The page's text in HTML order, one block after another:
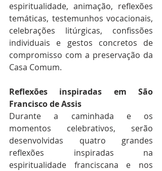
espiritualidade, animação, reflexões
temáticas, testemunhos vocacionais,
celebrações litúrgicas, confissões
individuais e gestos concretos de
compromisso com a preservação da
Casa Comum.
Reflexões inspiradas em São
Francisco de Assis
Durante a caminhada e os
momentos celebrativos, serão
desenvolvidas quatro grandes
reflexões inspiradas na
espiritualidade franciscana e nos